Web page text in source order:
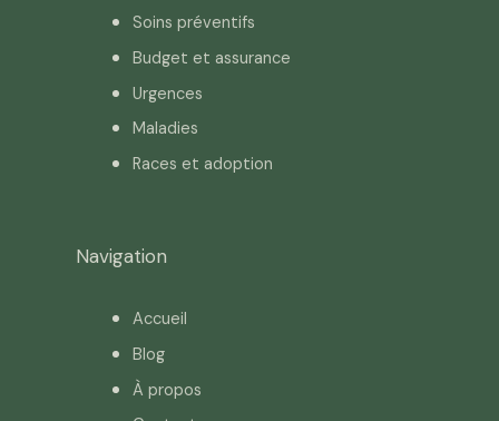
Soins préventifs
Budget et assurance
Urgences
Maladies
Races et adoption
Navigation
Accueil
Blog
À propos